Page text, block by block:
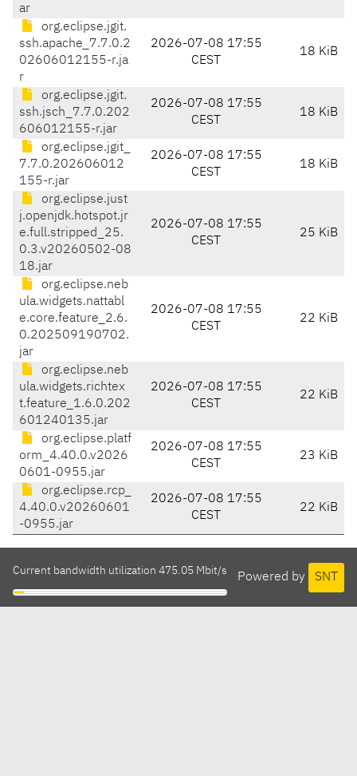
ar
org.eclipse.jgit.
ssh.apache_7.7.0.2
02606012155-r.ja
r
2026-07-08 17:55
CEST
18 KiB
org.eclipse.jgit.
ssh.jsch_7.7.0.202
606012155-r.jar
2026-07-08 17:55
CEST
18 KiB
org.eclipse.jgit_
7.7.0.202606012
155-r.jar
2026-07-08 17:55
CEST
18 KiB
org.eclipse.just
j.openjdk.hotspot.jr
e.full.stripped_25.
0.3.v20260502-08
18.jar
2026-07-08 17:55
CEST
25 KiB
org.eclipse.neb
ula.widgets.nattabl
e.core.feature_2.6.
0.202509190702.
jar
2026-07-08 17:55
CEST
22 KiB
org.eclipse.neb
ula.widgets.richtex
t.feature_1.6.0.202
601240135.jar
2026-07-08 17:55
CEST
22 KiB
org.eclipse.platf
orm_4.40.0.v2026
0601-0955.jar
2026-07-08 17:55
CEST
23 KiB
org.eclipse.rcp_
4.40.0.v20260601
-0955.jar
2026-07-08 17:55
CEST
22 KiB
Powered by SNT
Current bandwidth utilization 475.05 Mbit/s